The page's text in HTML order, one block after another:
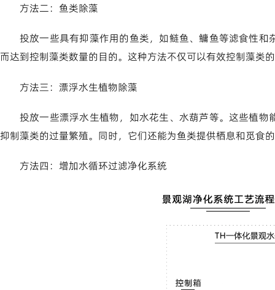
方法二：鱼类除藻
投放一些具有抑藻作用的鱼类，如鲢鱼、鳙鱼等滤食性
而达到控制藻类数量的目的。这种方法不仅可以有效控制藻类
方法三：漂浮水生植物除藻
投放一些漂浮水生植物，如水花生、水葫芦等。这些植
抑制藻类的过量繁殖。同时，它们还能为鱼类提供栖息和觅食
方法四：增加水循环过滤净化系统